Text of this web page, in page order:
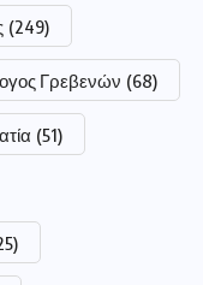
(249)
Γρεβενών (68)
(51)